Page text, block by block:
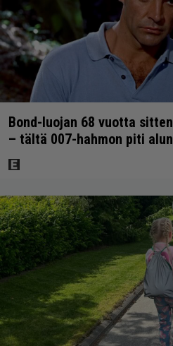
Bond-luojan 68 vuotta
– tältä 007-hahmon piti